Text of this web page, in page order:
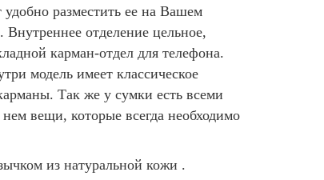
удобно разместить ее на Вашем
отделение цельное,
карман-отдел для телефона.
модель имеет классическое
Так же у сумки есть всеми
вещи, которые всегда необходимо
из натуральной кожи .